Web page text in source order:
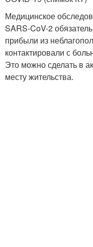
Медицинское
SARS-CoV-2
прибыли из
контактировали с
Это можно сделать в
месту жительства.